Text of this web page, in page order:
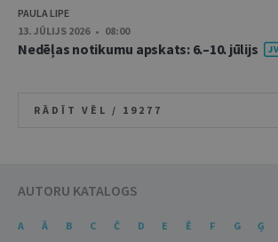
PAULA LIPE
13. JŪLIJS 2026 • 08:00
Nedēļas notikumu apskats: 6.–10. jūlijs
RĀDĪT VĒL / 19277
AUTORU KATALOGS
A Ā B C Č D E Ē F G Ģ